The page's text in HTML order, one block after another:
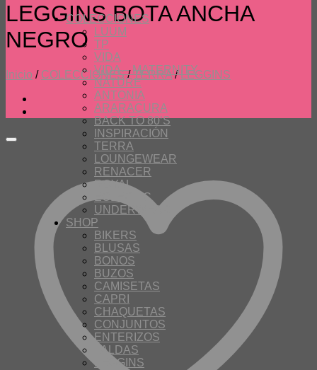
COLECCIONES
LUUM
TP
VIDA
VIDA – MATERNITY
NATURE
ANTONIA
ARARACURA
BACK TO 80’S
INSPIRACIÓN
TERRA
LOUNGEWEAR
RENACER
ROYAL
ECLECTIC
UNDERWEAR
SHOP
BIKERS
BLUSAS
BONOS
BUZOS
CAMISETAS
CAPRI
CHAQUETAS
CONJUNTOS
ENTERIZOS
FALDAS
LEGGINS
LEGGINS BOTA ANCHA
NEGRO
Inicio / COLECCIONES / TERRA / LEGGINS